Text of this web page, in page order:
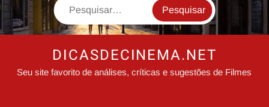
Search
DICASDECINEMA.NET
Seu site favorito de análises, críticas e sugestões de Filmes